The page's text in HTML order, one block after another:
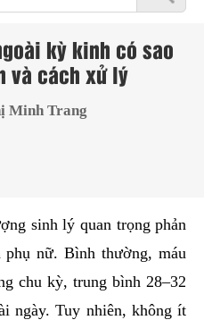
kỳ kinh có sao
và cách xử lý
Minh Trang
sinh lý quan trọng phản
phụ nữ. Bình thường, máu
chu kỳ, trung bình 28–32
ngày. Tuy nhiên, không ít